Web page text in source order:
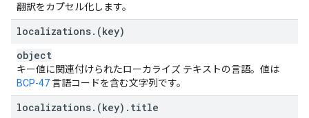
翻訳をカプセル化します。
localizations. (key)
object
キー値に関連付けられたローカライズ テキストの言語。値は
BCP-47 言語コードを含む文字列です。
localizations. (key) . title